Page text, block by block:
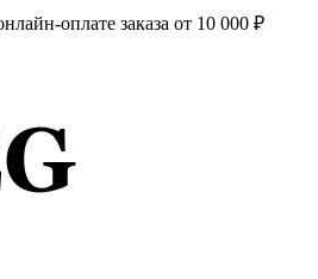
оплате заказа от 10 000 ₽